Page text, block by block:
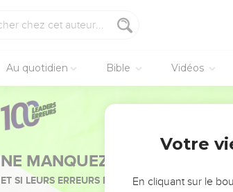
Au quotidien Bible Vidéos
NE MANQUEZ PAS
ET SI LEURS ERREURS POUVAIENT VOUS ÉVITER
Votre
En cliquant sur le